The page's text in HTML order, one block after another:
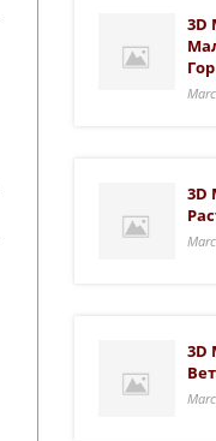
3D
3D
3D